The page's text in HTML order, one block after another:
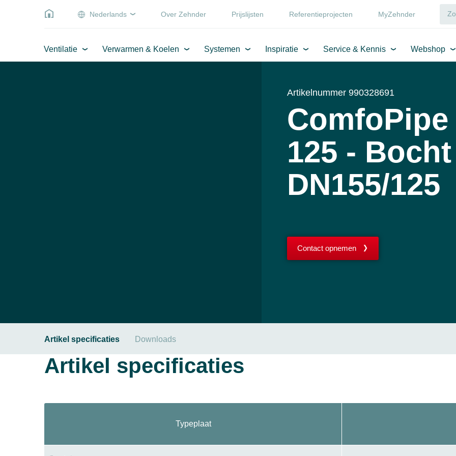
Nederlands Over Zehnder Prijslijsten Referentieprojecten MyZehnder
Ventilatie Verwarmen & Koelen Systemen Inspiratie Service & Kennis Webshop
Artikelnummer 990328691
125 - Bocht
DN155/125
Contact opnemen
Artikel specificaties Downloads
Artikel specificaties
Typeplaat